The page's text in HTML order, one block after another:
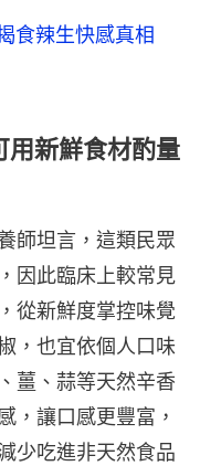
食辣生快感真相
新鮮食材酌量
師坦言，這類民眾
因此臨床上較常見
從新鮮度掌控味覺
，也宜依個人口味
薑、蒜等天然辛香
，讓口感更豐富，
少吃進非天然食品